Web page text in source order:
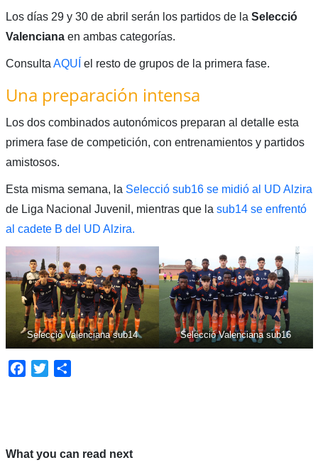
Los días 29 y 30 de abril serán los partidos de la Selecció
Valencianaen ambas categorías.
Consulta AQUÍ el resto de grupos de la primera fase.
Una preparación intensa
Los dos combinados autonómicos preparan al detalle esta
primera fase de competición, con entrenamientos y partidos
amistosos.
Esta misma semana, la Selecció sub16 se midió al UD Alzira
de Liga Nacional Juvenil, mientras que la sub14 se enfrentó
al cadete B del UD Alzira.
Selecció Valenciana sub14 Selecció Valenciana sub16
Facebook
Twitter
What you can read next